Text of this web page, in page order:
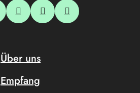
Über uns
Empfang